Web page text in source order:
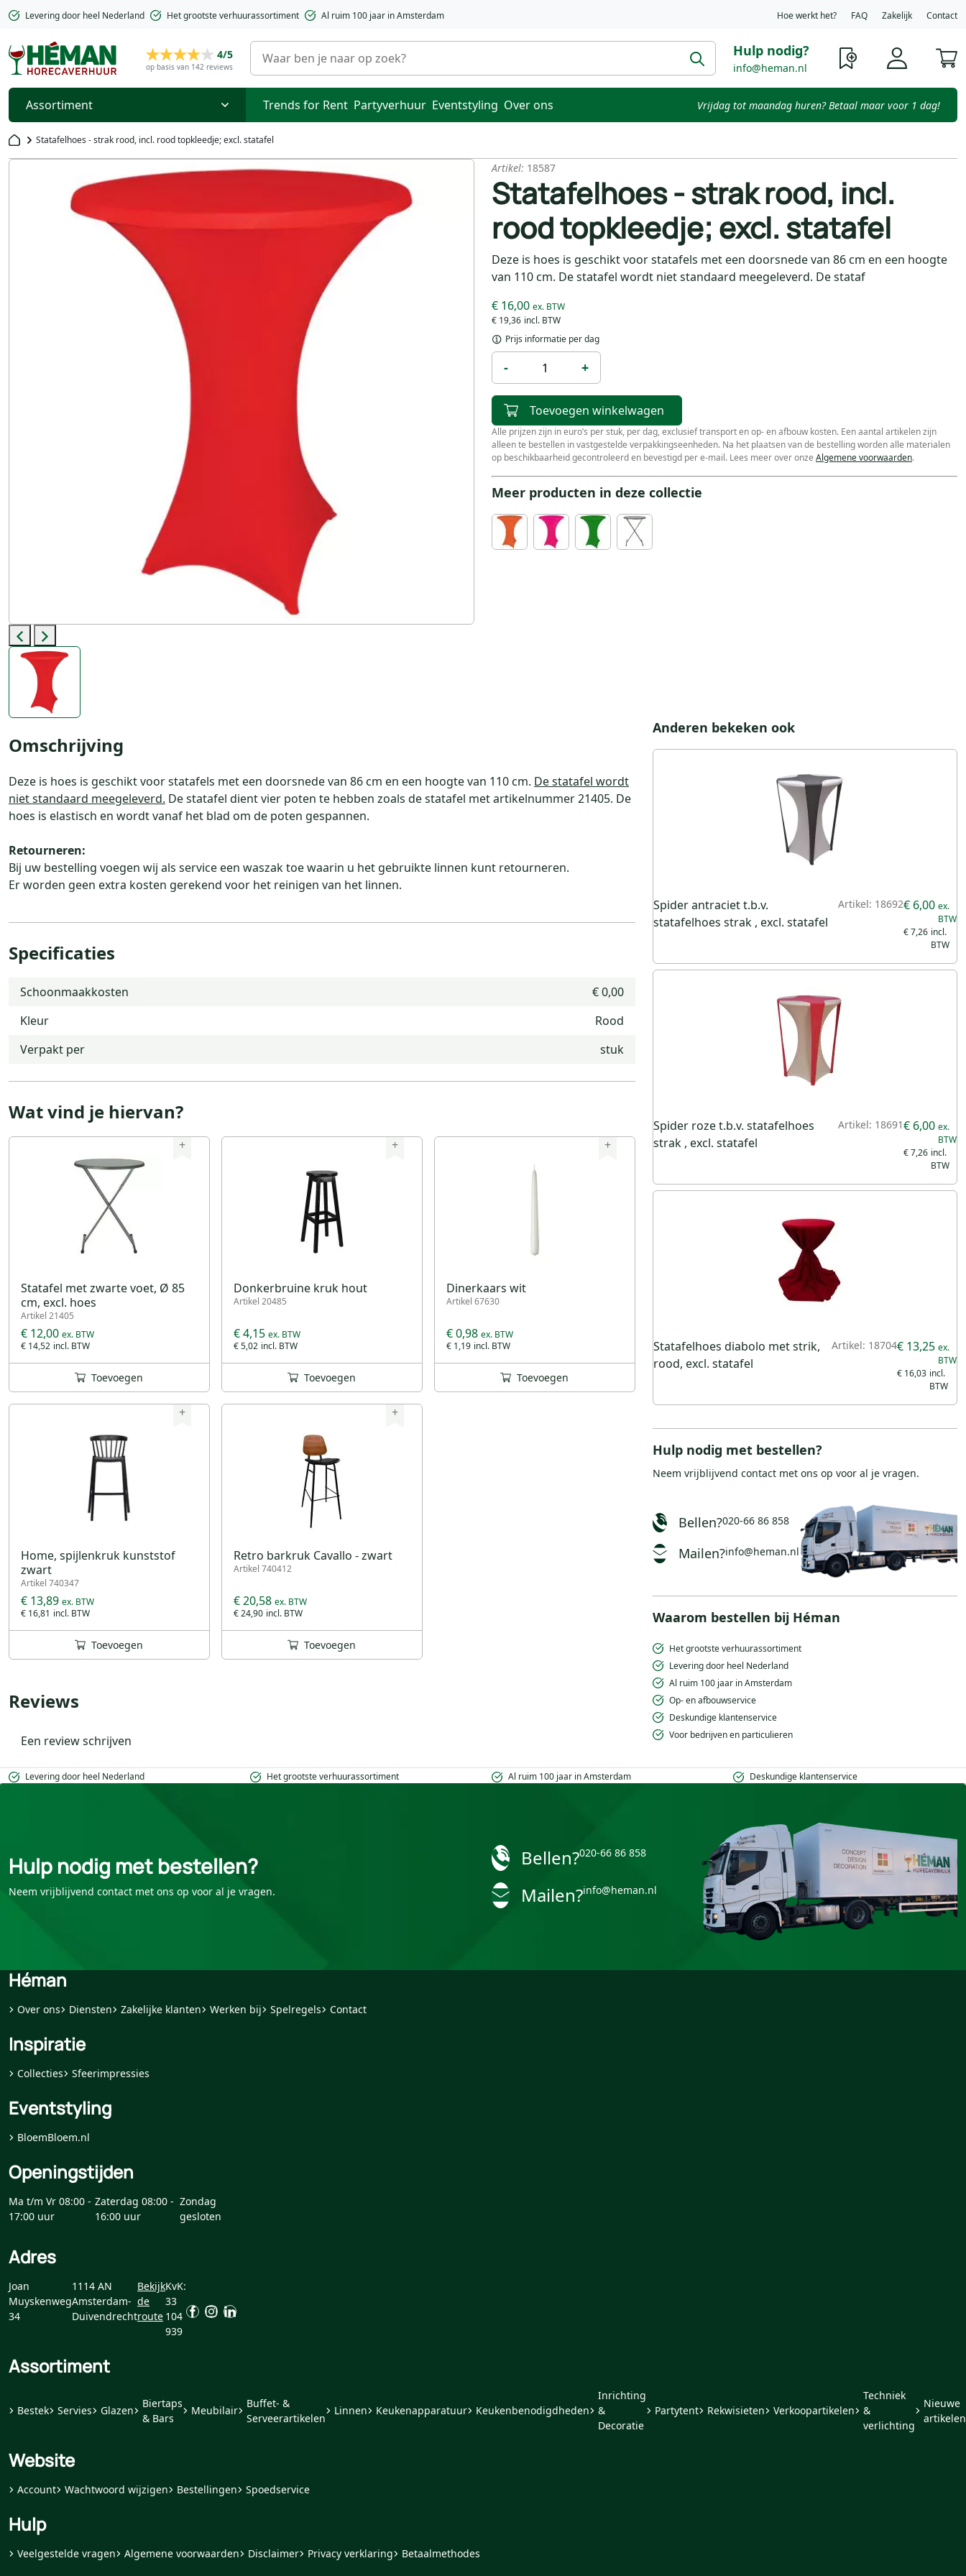
Levering door heel Nederland Het grootste verhuurassortiment Al ruim 100 jaar in Amsterdam Hoe werkt het? FAQ Zakelijk Contact
4/5
op basis van 142 reviews
Hulp nodig?
info@heman.nl
Assortiment Trends for Rent Partyverhuur Eventstyling Over ons Vrijdag tot maandag huren? Betaal maar voor 1 dag!
Statafelhoes - strak rood, incl. rood topkleedje; excl. statafel
Previous
Next
Artikel: 18587
Statafelhoes - strak rood, incl.
rood topkleedje; excl. statafel
Deze is hoes is geschikt voor statafels met een doorsnede van 86 cm en een hoogte
van 110 cm. De statafel wordt niet standaard meegeleverd. De stataf
€ 19,36
€ 16,00
Prijs informatie per dag
- +
Toevoegen winkelwagen
Alle prijzen zijn in euro’s per stuk, per dag, exclusief transport en op- en afbouw kosten. Een aantal artikelen zijn
alleen te bestellen in vastgestelde verpakkingseenheden. Na het plaatsen van de bestelling worden alle materialen
op beschikbaarheid gecontroleerd en bevestigd per e-mail. Lees meer over onze Algemene voorwaarden.
Meer producten in deze collectie
Omschrijving
Deze is hoes is geschikt voor statafels met een doorsnede van 86 cm en een hoogte van 110 cm. De statafel wordt
niet standaard meegeleverd. De statafel dient vier poten te hebben zoals de statafel met artikelnummer 21405. De
hoes is elastisch en wordt vanaf het blad om de poten gespannen.
Retourneren:
Bij uw bestelling voegen wij als service een waszak toe waarin u het gebruikte linnen kunt retourneren.
Er worden geen extra kosten gerekend voor het reinigen van het linnen.
Specificaties
Schoonmaakkosten
€ 0,00
Kleur
Rood
Verpakt per
stuk
Wat vind je hiervan?
+
Statafel met zwarte voet, Ø 85
cm, excl. hoes
Artikel 21405
€ 14,52
€ 12,00
Toevoegen
+
Donkerbruine kruk hout
Artikel 20485
€ 5,02
€ 4,15
Toevoegen
+
Dinerkaars wit
Artikel 67630
€ 1,19
€ 0,98
Toevoegen
+
Home, spijlenkruk kunststof
zwart
Artikel 740347
€ 16,81
€ 13,89
Toevoegen
+
Retro barkruk Cavallo - zwart
Artikel 740412
€ 24,90
€ 20,58
Toevoegen
Reviews
Een review schrijven
Anderen bekeken ook
Spider antraciet t.b.v.
statafelhoes strak , excl. statafel
Artikel: 18692
€ 7,26
€ 6,00
Spider roze t.b.v. statafelhoes
strak , excl. statafel
Artikel: 18691
€ 7,26
€ 6,00
Statafelhoes diabolo met strik,
rood, excl. statafel
Artikel: 18704
€ 16,03
€ 13,25
Hulp nodig met bestellen?
Neem vrijblijvend contact met ons op voor al je vragen.
Bellen?020-66 86 858
Mailen?info@heman.nl
Waarom bestellen bij Héman
Het grootste verhuurassortiment
Levering door heel Nederland
Al ruim 100 jaar in Amsterdam
Op- en afbouwservice
Deskundige klantenservice
Voor bedrijven en particulieren
Levering door heel Nederland Het grootste verhuurassortiment Al ruim 100 jaar in Amsterdam Deskundige klantenservice
Hulp nodig met bestellen?
Neem vrijblijvend contact met ons op voor al je vragen.
Bellen?020-66 86 858
Mailen?info@heman.nl
Héman
Over ons Diensten Zakelijke klanten Werken bij Spelregels Contact
Inspiratie
Collecties Sfeerimpressies
Eventstyling
BloemBloem.nl
Openingstijden
Ma t/m Vr 08:00 -
17:00 uur
Zaterdag 08:00 -
16:00 uur
Zondag
gesloten
Adres
Joan
Muyskenweg
34
1114 AN
Amsterdam-
Duivendrecht
Bekijk
de
route
KvK:
33
104
939
Assortiment
Bestek Servies Glazen
Biertaps
& Bars
Meubilair
Buffet- &
Serveerartikelen
Linnen Keukenapparatuur Keukenbenodigdheden
Inrichting
&
Decoratie
Partytent Rekwisieten Verkoopartikelen
Techniek
&
verlichting
Nieuwe
artikelen
Website
Account Wachtwoord wijzigen Bestellingen Spoedservice
Hulp
Veelgestelde vragen Algemene voorwaarden Disclaimer Privacy verklaring Betaalmethodes